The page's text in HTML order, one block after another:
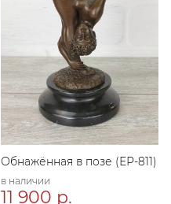
Обнажённая в позе (ЕР-811)
в наличии
11 900 р.